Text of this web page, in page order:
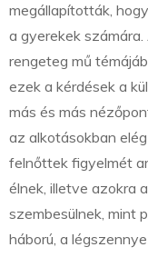
megállapították,
a gyerekek
rengeteg mű
ezek a kérdések a
más és más
az alkotásokban
felnőttek figyelmét
élnek, illetve azokra
szembesülnek, mint
háború, a